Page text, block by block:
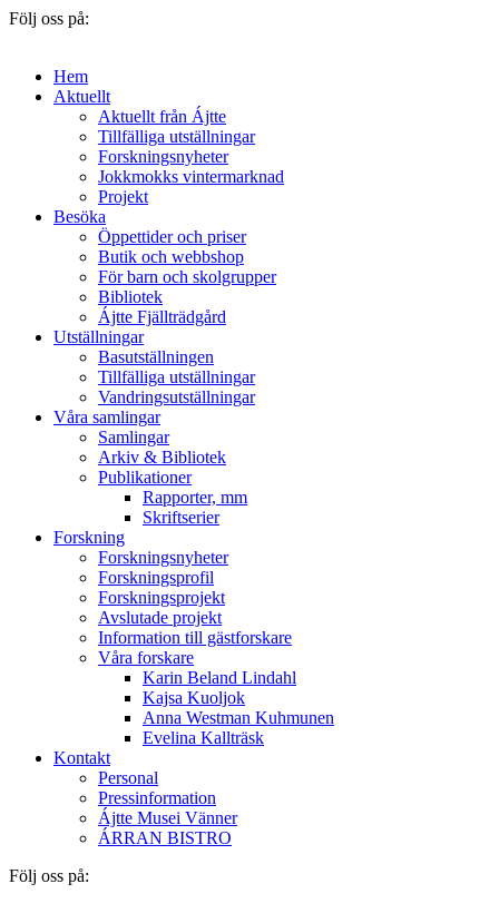
Följ oss på:
Hem
Aktuellt
Aktuellt från Ájtte
Tillfälliga utställningar
Forskningsnyheter
Jokkmokks vintermarknad
Projekt
Besöka
Öppettider och priser
Butik och webbshop
För barn och skolgrupper
Bibliotek
Ájtte Fjällträdgård
Utställningar
Basutställningen
Tillfälliga utställningar
Vandringsutställningar
Våra samlingar
Samlingar
Arkiv & Bibliotek
Publikationer
Rapporter, mm
Skriftserier
Forskning
Forskningsnyheter
Forskningsprofil
Forskningsprojekt
Avslutade projekt
Information till gästforskare
Våra forskare
Karin Beland Lindahl
Kajsa Kuoljok
Anna Westman Kuhmunen
Evelina Kallträsk
Kontakt
Personal
Pressinformation
Ájtte Musei Vänner
ÁRRAN BISTRO
Följ oss på: